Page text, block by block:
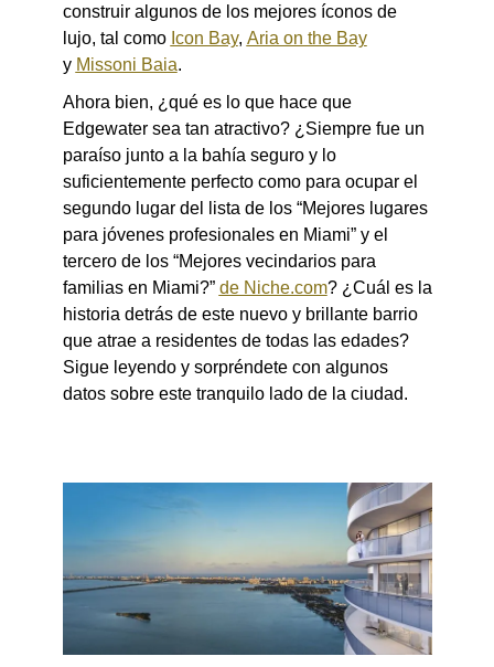
construir algunos de los mejores íconos de
lujo, tal como Icon Bay, Aria on the Bay
y Missoni Baia.
Ahora bien, ¿qué es lo que hace que
Edgewater sea tan atractivo? ¿Siempre fue un
paraíso junto a la bahía seguro y lo
suficientemente perfecto como para ocupar el
segundo lugar del lista de los “Mejores lugares
para jóvenes profesionales en Miami” y el
tercero de los “Mejores vecindarios para
familias en Miami?” de Niche.com? ¿Cuál es la
historia detrás de este nuevo y brillante barrio
que atrae a residentes de todas las edades?
Sigue leyendo y sorpréndete con algunos
datos sobre este tranquilo lado de la ciudad.